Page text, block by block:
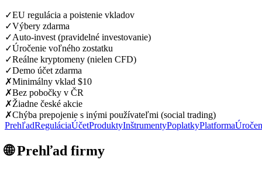
✓EU regulácia a poistenie vkladov
✓Výbery zdarma
✓Auto-invest (pravidelné investovanie)
✓Úročenie voľného zostatku
✓Reálne kryptomeny (nielen CFD)
✓Demo účet zdarma
✗Minimálny vklad $10
✗Bez pobočky v ČR
✗Žiadne české akcie
✗Chýba prepojenie s inými používateľmi (social trading)
PrehľadReguláciaÚčetProduktyInštrumentyPoplatkyPlatforma
🌐 Prehľad firmy